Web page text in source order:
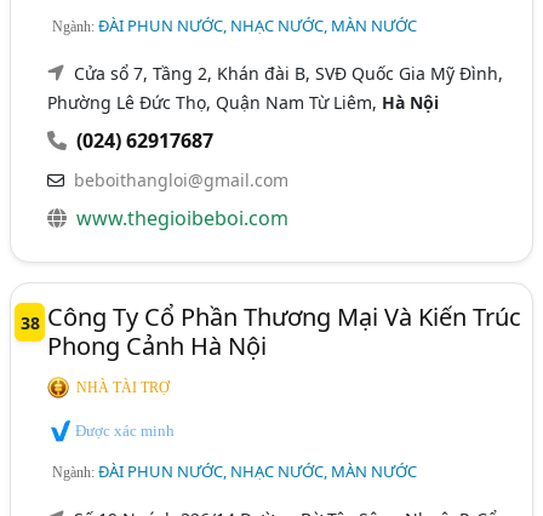
Ngành:ĐÀI PHUN NƯỚC, NHẠC NƯỚC, MÀN NƯỚC
Cửa sổ 7, Tầng 2, Khán đài B, SVĐ Quốc Gia Mỹ Đình,
Phường Lê Đức Thọ, Quận Nam Từ Liêm, Hà Nội
(024) 62917687
beboithangloi@gmail.com
www.thegioibeboi.com
38 Công Ty Cổ Phần Thương Mại Và Kiến Trúc
Phong Cảnh Hà Nội
NHÀ TÀI TRỢ
Được xác minh
Ngành:ĐÀI PHUN NƯỚC, NHẠC NƯỚC, MÀN NƯỚC